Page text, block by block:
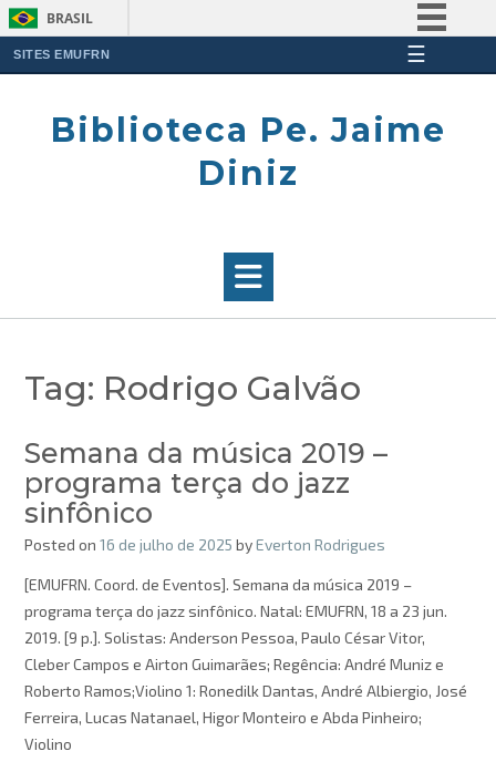
BRASIL
Participe
SITES EMUFRN ☰
Biblioteca Pe. Jaime
Diniz
Tag: Rodrigo Galvão
Semana da música 2019 –
programa terça do jazz
sinfônico
Posted on 16 de julho de 2025 byEverton Rodrigues
[EMUFRN. Coord. de Eventos]. Semana da música 2019 –
programa terça do jazz sinfônico. Natal: EMUFRN, 18 a 23 jun.
2019. [9 p.]. Solistas: Anderson Pessoa, Paulo César Vitor,
Cleber Campos e Airton Guimarães; Regência: André Muniz e
Roberto Ramos;Violino 1: Ronedilk Dantas, André Albiergio, José
Ferreira, Lucas Natanael, Higor Monteiro e Abda Pinheiro;
Violino